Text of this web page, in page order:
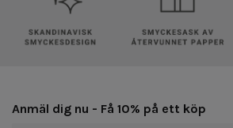
Anmäl dig nu - Få 10% på ett köp